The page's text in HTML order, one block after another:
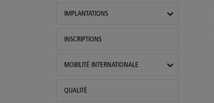
IMPLANTATIONS
INSCRIPTIONS
MOBILITÉ INTERNATIONALE
QUALITÉ